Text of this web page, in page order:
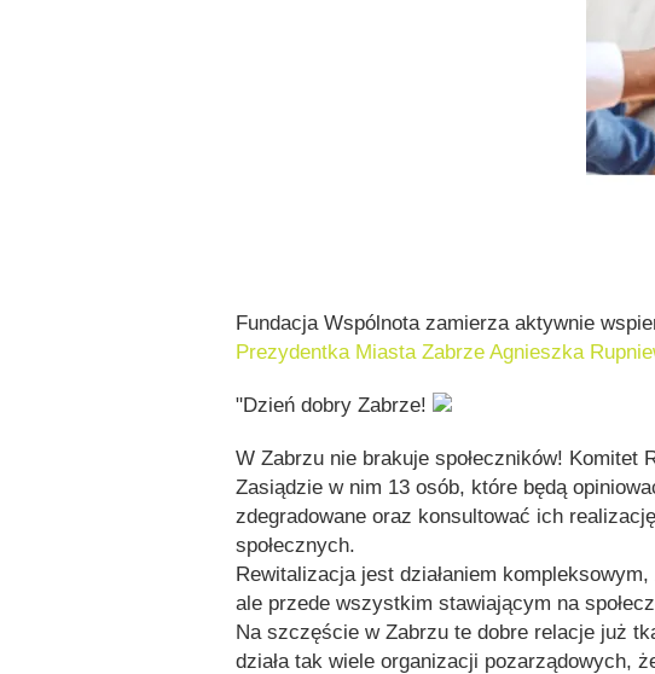
Fundacja Wspólnota zamierza aktywnie
Prezydentka Miasta Zabrze Agnieszka
"Dzień dobry Zabrze!
W Zabrzu nie brakuje społeczników! Komitet
Zasiądzie w nim 13 osób, które będą
zdegradowane oraz konsultować ich
społecznych.
Rewitalizacja jest działaniem
ale przede wszystkim stawiającym na
Na szczęście w Zabrzu te dobre relacje już
działa tak wiele organizacji pozarządowych,